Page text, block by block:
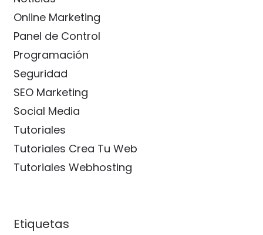
Online Marketing
Panel de Control
Programación
Seguridad
SEO Marketing
Social Media
Tutoriales
Tutoriales Crea Tu Web
Tutoriales Webhosting
Etiquetas